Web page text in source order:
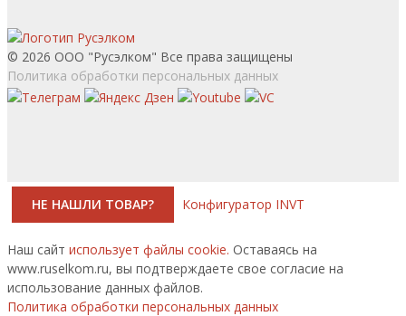
© 2026 ООО "Русэлком" Все права защищены
Политика обработки персональных данных
НЕ НАШЛИ ТОВАР? Конфигуратор INVT
Наш сайт использует файлы cookie. Оставаясь на
www.ruselkom.ru, вы подтверждаете свое согласие на
использование данных файлов.
Политика обработки персональных данных